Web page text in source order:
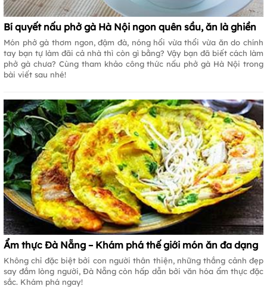
Bí quyết nấu phở gà Hà Nội ngon quên sầu, ăn là ghiền
Món phở gà thơm ngon, đậm đà, nóng hổi vừa thổi vừa ăn do chính
tay bạn tự làm đãi cả nhà thì còn gì bằng? Vậy bạn đã biết cách làm
phở gà chưa? Cùng tham khảo công thức nấu phở gà Hà Nội trong
bài viết sau nhé!
Ẩm thực Đà Nẵng – Khám phá thế giới món ăn đa dạng
Không chỉ đặc biệt bởi con người thân thiện, những thắng cảnh đẹp
say đắm lòng người, Đà Nẵng còn hấp dẫn bởi văn hóa ẩm thực đặc
sắc. Khám phá ngay!